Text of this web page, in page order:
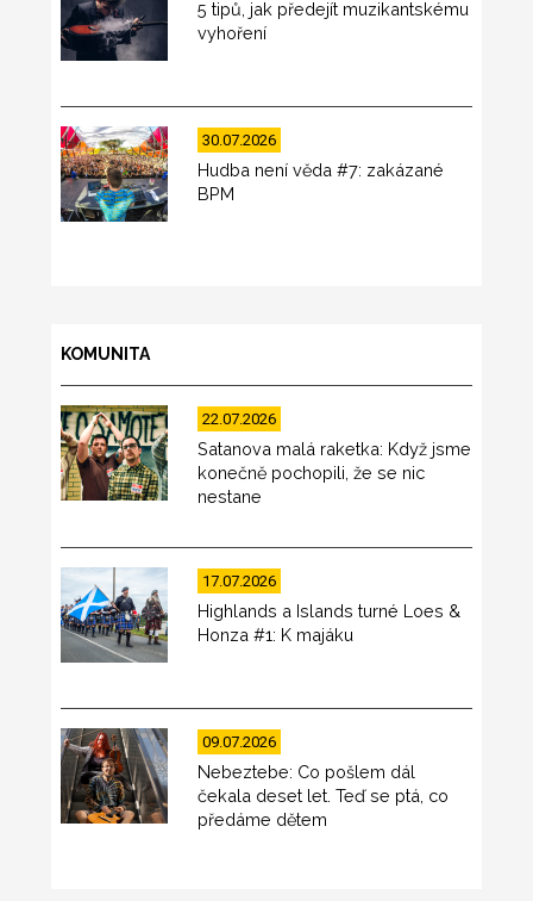
5 tipů, jak předejít muzikantskému
vyhoření
30.07.2026
Hudba není věda #7: zakázané
BPM
KOMUNITA
22.07.2026
Satanova malá raketka: Když jsme
konečně pochopili, že se nic
nestane
17.07.2026
Highlands a Islands turné Loes &
Honza #1: K majáku
09.07.2026
Nebeztebe: Co pošlem dál
čekala deset let. Teď se ptá, co
předáme dětem